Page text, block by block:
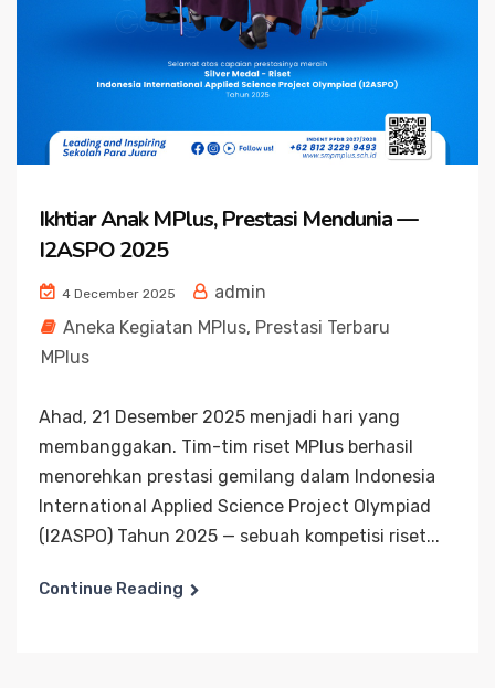
Ikhtiar Anak MPlus, Prestasi Mendunia —
I2ASPO 2025
4 December 2025
admin
Aneka Kegiatan MPlus, Prestasi Terbaru
MPlus
Ahad, 21 Desember 2025 menjadi hari yang
membanggakan. Tim-tim riset MPlus berhasil
menorehkan prestasi gemilang dalam Indonesia
International Applied Science Project Olympiad
(I2ASPO) Tahun 2025 — sebuah kompetisi riset...
Continue Reading